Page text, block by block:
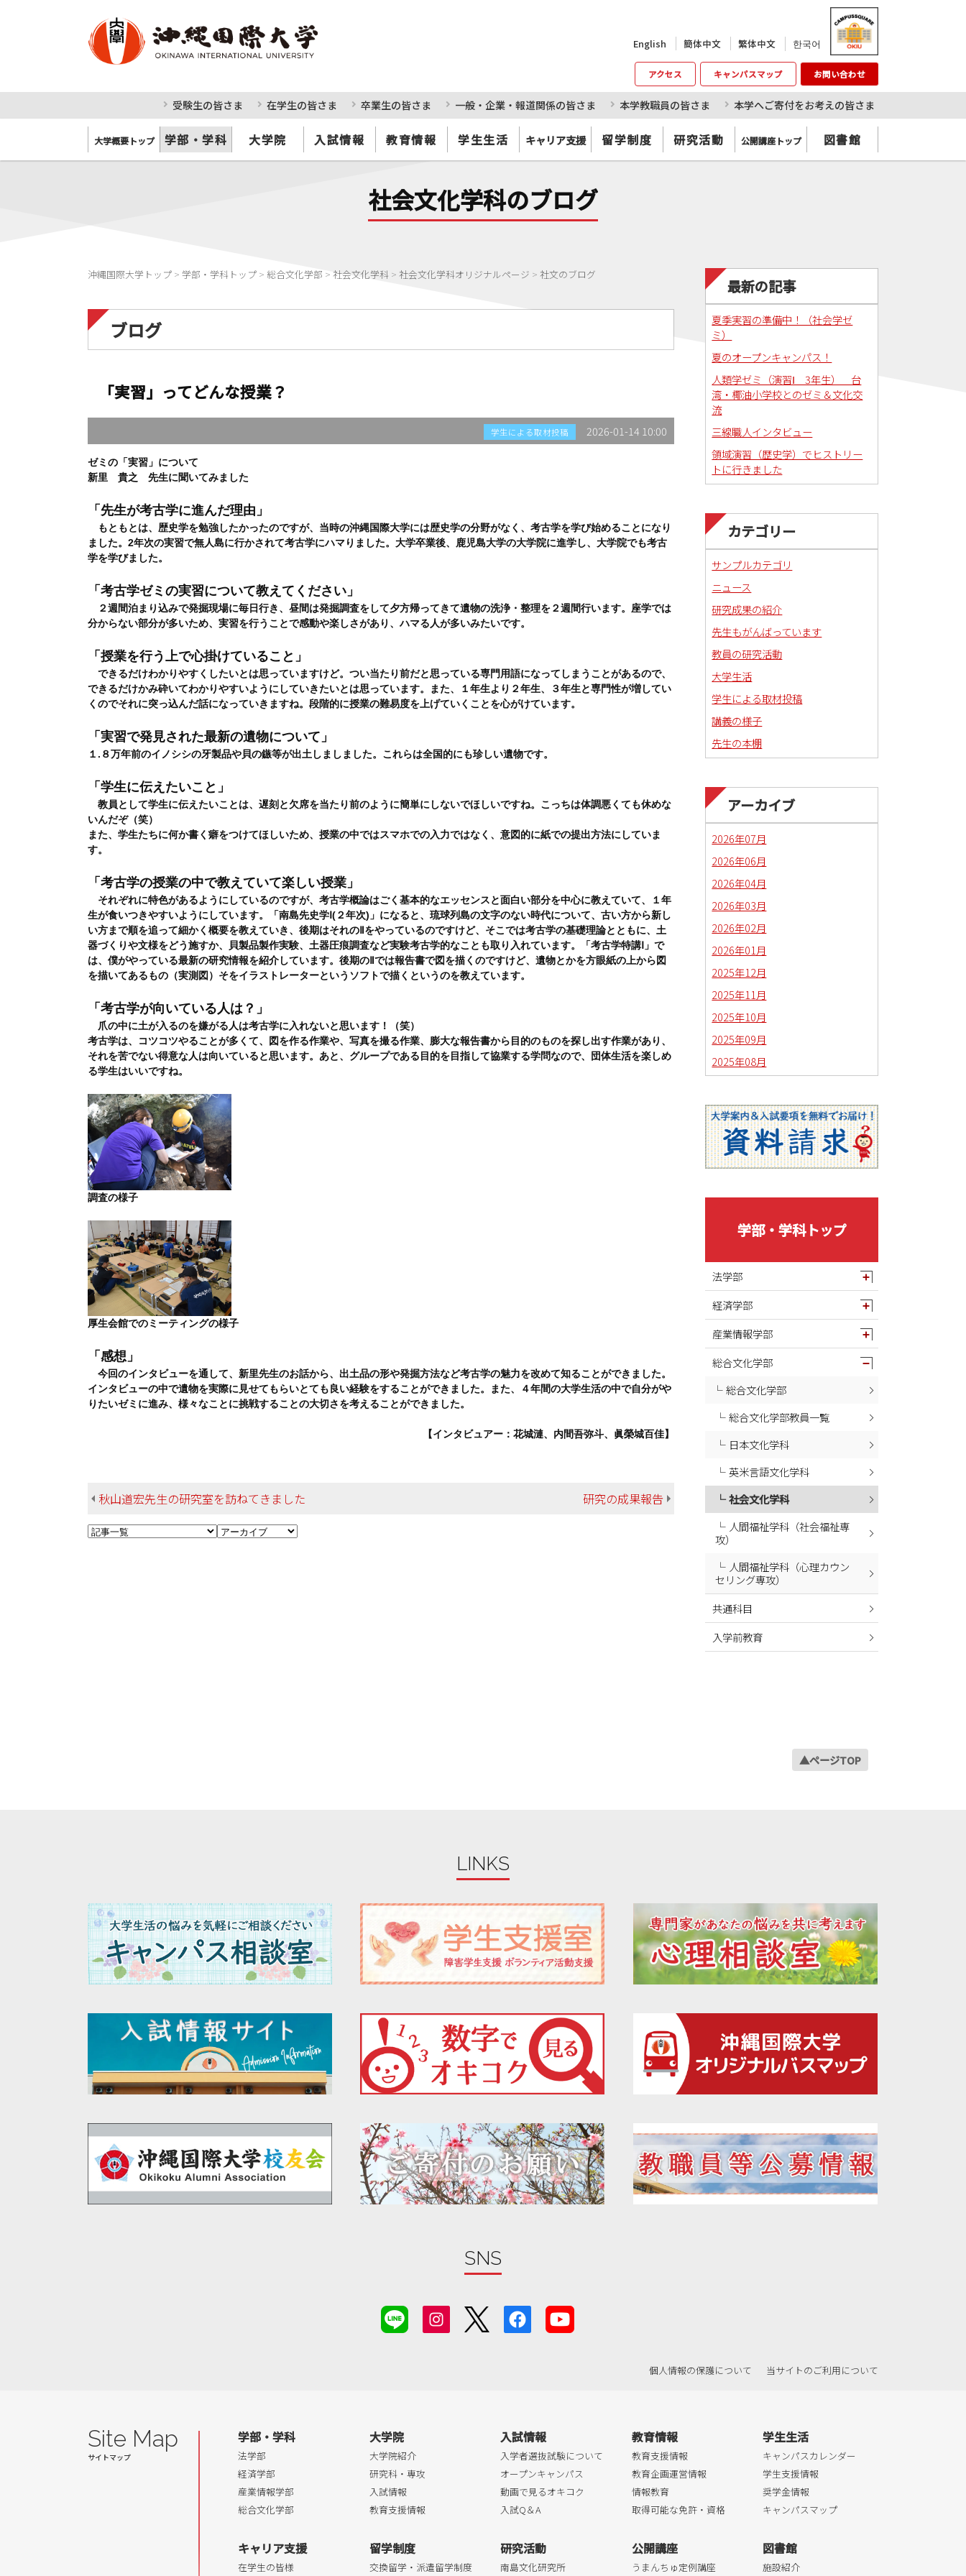
English 簡体中文 繁体中文 한국어
アクセス キャンパスマップ お問い合わせ
受験生の皆さま 在学生の皆さま 卒業生の皆さま 一般・企業・報道関係の皆さま 本学教職員の皆さま 本学へご寄付をお考えの皆さま
大学概要トップ 学部・学科 大学院 入試情報 教育情報 学生生活 キャリア支援 留学制度 研究活動 公開講座トップ 図書館
社会文化学科のブログ
沖縄国際大学トップ > 学部・学科トップ > 総合文化学部 > 社会文化学科 > 社会文化学科オリジナルページ > 社文のブログ
ブログ
「実習」ってどんな授業？
学生による取材投稿 2026-01-14 10:00
ゼミの「実習」について
新里 貴之 先生に聞いてみました
「先生が考古学に進んだ理由」
もともとは、歴史学を勉強したかったのですが、当時の沖縄国際大学には歴史学の分野がなく、考古学を学び始めることになり
ました。2年次の実習で無人島に行かされて考古学にハマりました。大学卒業後、鹿児島大学の大学院に進学し、大学院でも考古
学を学びました。
「考古学ゼミの実習について教えてください」
２週間泊まり込みで発掘現場に毎日行き、昼間は発掘調査をして夕方帰ってきて遺物の洗浄・整理を２週間行います。座学では
分からない部分が多いため、実習を行うことで感動や楽しさがあり、ハマる人が多いみたいです。
「授業を行う上で心掛けていること」
できるだけわかりやすくしたいとは思っていますけど。つい当たり前だと思っている専門用語になってしまうことがあるので、
できるだけかみ砕いてわかりやすいようにしていきたいとは思っています。また、１年生より２年生、３年生と専門性が増してい
くのでそれに突っ込んだ話になっていきますね。段階的に授業の難易度を上げていくことを心がけています。
「実習で発見された最新の遺物について」
１.８万年前のイノシシの牙製品や貝の鏃等が出土しましました。これらは全国的にも珍しい遺物です。
「学生に伝えたいこと」
教員として学生に伝えたいことは、遅刻と欠席を当たり前のように簡単にしないでほしいですね。こっちは体調悪くても休めな
いんだぞ（笑）
また、学生たちに何か書く癖をつけてほしいため、授業の中ではスマホでの入力ではなく、意図的に紙での提出方法にしていま
す。
「考古学の授業の中で教えていて楽しい授業」
それぞれに特色があるようにしているのですが、考古学概論はごく基本的なエッセンスと面白い部分を中心に教えていて、１年
生が食いつきやすいようにしています。「南島先史学Ⅰ(２年次)」になると、琉球列島の文字のない時代について、古い方から新し
い方まで順を追って細かく概要を教えていき、後期はそれのⅡをやっているのですけど、そこでは考古学の基礎理論とともに、土
器づくりや文様をどう施すか、貝製品製作実験、土器圧痕調査など実験考古学的なことも取り入れています。「考古学特講Ⅰ」で
は、僕がやっている最新の研究情報を紹介しています。後期のⅡでは報告書で図を描くのですけど、遺物とかを方眼紙の上から図
を描いてあるもの（実測図）そをイラストレーターというソフトで描くというのを教えています。
「考古学が向いている人は？」
爪の中に土が入るのを嫌がる人は考古学に入れないと思います！（笑）
考古学は、コツコツやることが多くて、図を作る作業や、写真を撮る作業、膨大な報告書から目的のものを探し出す作業があり、
それを苦でない得意な人は向いていると思います。あと、グループである目的を目指して協業する学問なので、団体生活を楽しめ
る学生はいいですね。
調査の様子
厚生会館でのミーティングの様子
「感想」
今回のインタビューを通して、新里先生のお話から、出土品の形や発掘方法など考古学の魅力を改めて知ることができました。
インタビューの中で遺物を実際に見せてもらいとても良い経験をすることができました。また、４年間の大学生活の中で自分がや
りたいゼミに進み、様々なことに挑戦することの大切さを考えることができました。
【インタビュアー：花城漣、内間吾弥斗、眞榮城百佳】
秋山道宏先生の研究室を訪ねてきました 研究の成果報告
最新の記事
夏季実習の準備中！（社会学ゼ
ミ）
夏のオープンキャンパス！
人類学ゼミ（演習Ⅰ 3年生） 台
湾・椰油小学校とのゼミ＆文化交
流
三線職人インタビュー
領域演習（歴史学）でヒストリー
トに行きました
カテゴリー
サンプルカテゴリ
ニュース
研究成果の紹介
先生もがんばっています
教員の研究活動
大学生活
学生による取材投稿
講義の様子
先生の本棚
アーカイブ
2026年07月
2026年06月
2026年04月
2026年03月
2026年02月
2026年01月
2025年12月
2025年11月
2025年10月
2025年09月
2025年08月
2025年06月
2025年05月
2025年04月
2025年03月
2025年02月
2024年12月
2024年11月
2024年10月
2024年09月
2024年08月
2024年07月
2024年04月
学部・学科トップ
法学部
経済学部
産業情報学部
総合文化学部
総合文化学部
総合文化学部教員一覧
日本文化学科
英米言語文化学科
社会文化学科
人間福祉学科（社会福祉専
攻）
人間福祉学科（心理カウン
セリング専攻）
共通科目
入学前教育
▲ページTOP
LINKS
SNS
個人情報の保護について 当サイトのご利用について
Site Map 学部・学科
法学部
経済学部
産業情報学部
総合文化学部
大学院
大学院紹介
研究科・専攻
入試情報
教育支援情報
入試情報
入学者選抜試験について
オープンキャンパス
動画で見るオキコク
入試Q＆A
教育情報
教育支援情報
教育企画運営情報
情報教育
取得可能な免許・資格
学生生活
キャンパスカレンダー
学生支援情報
奨学金情報
キャンパスマップ
キャリア支援
在学生の皆様
留学制度
交換留学・派遣留学制度
研究活動
南島文化研究所
公開講座
うまんちゅ定例講座
図書館
施設紹介